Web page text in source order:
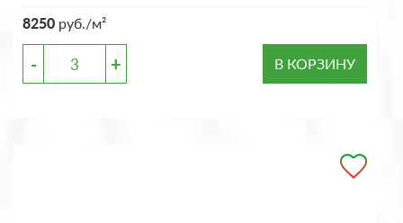
8250 руб./м²
- + В КОРЗИНУ